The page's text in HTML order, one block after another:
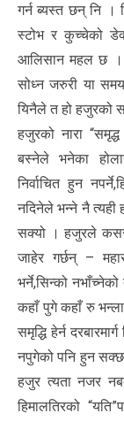
गर्न ब्यस्त छन् नि ।
स्टोभ र कुच्चेको
आलिसान महल छ ।
सोध्न जरुरी या
यिनैले त हो हजुरको
हजुरको नारा
बस्नेले भनेका
निर्वाचित हुन
नदिनेले भन्ने नै त्यही
सक्यो । हजुरले
जाहेर गर्छन् –
भर्ने,सिन्को
कहाँ पुगे कहाँ रु
समृद्धि हेर्न
नपुगेको पनि हुन
हजुर त्यता नजर
हिमालतिरको